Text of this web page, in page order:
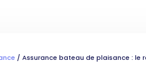
/ Assurance bateau de plaisance : le